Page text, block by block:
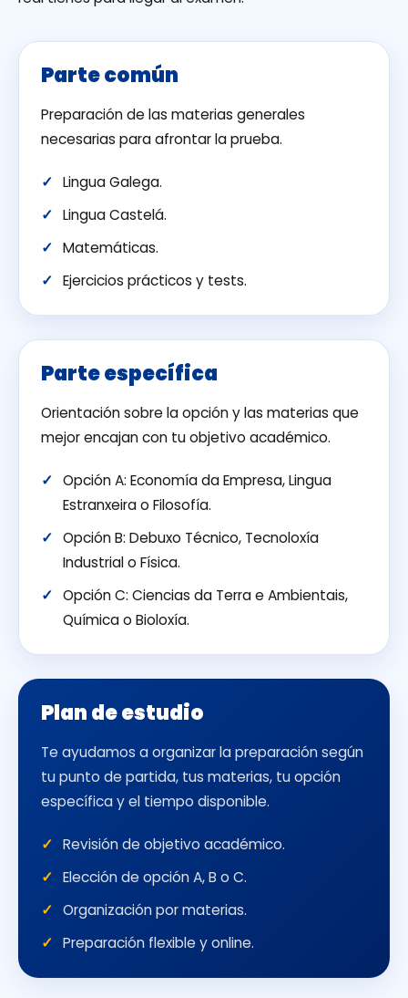
Parte común
Preparación de las materias generales
necesarias para afrontar la prueba.
Lingua Galega.
Lingua Castelá.
Matemáticas.
Ejercicios prácticos y tests.
Parte específica
Orientación sobre la opción y las materias que
mejor encajan con tu objetivo académico.
Opción A: Economía da Empresa, Lingua
Estranxeira o Filosofía.
Opción B: Debuxo Técnico, Tecnoloxía
Industrial o Física.
Opción C: Ciencias da Terra e Ambientais,
Química o Bioloxía.
Plan de estudio
Te ayudamos a organizar la preparación según
tu punto de partida, tus materias, tu opción
específica y el tiempo disponible.
Revisión de objetivo académico.
Elección de opción A, B o C.
Organización por materias.
Preparación flexible y online.